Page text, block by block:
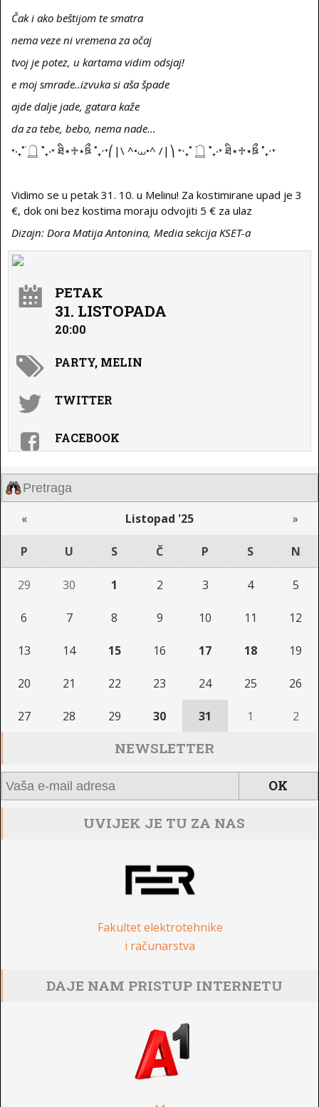
Čak i ako beštijom te smatra
nema veze ni vremena za očaj
tvoj je potez, u kartama vidim odsjaj!
e moj smrade..izvuka si aša špade
ajde dalje jade, gatara kaže
da za tebe, bebo, nema nade...
⁺‧₊˚ ࣪𓉸 ࣪˚₊‧⁺ ཐི⋆♱⋆ཋྀ ˚₊‧⁺⎛|\ ^•⩊•^ /|⎞ ⁺‧₊˚ ࣪𓉸 ࣪˚₊‧⁺ ཐི⋆♱⋆ཋྀ ˚₊‧⁺
Vidimo se u petak 31. 10. u Melinu! Za kostimirane upad je 3
€, dok oni bez kostima moraju odvojiti 5 € za ulaz
Dizajn: Dora Matija Antonina, Media sekcija KSET-a
PETAK
31. LISTOPADA
20:00
PARTY, MELIN
TWITTER
FACEBOOK
« Listopad '25 »
P U S Č P S N
29 30 1 2 3 4 5
6 7 8 9 10 11 12
13 14 15 16 17 18 19
20 21 22 23 24 25 26
27 28 29 30 31 1 2
NEWSLETTER
UVIJEK JE TU ZA NAS
Fakultet elektrotehnike
i računarstva
DAJE NAM PRISTUP INTERNETU